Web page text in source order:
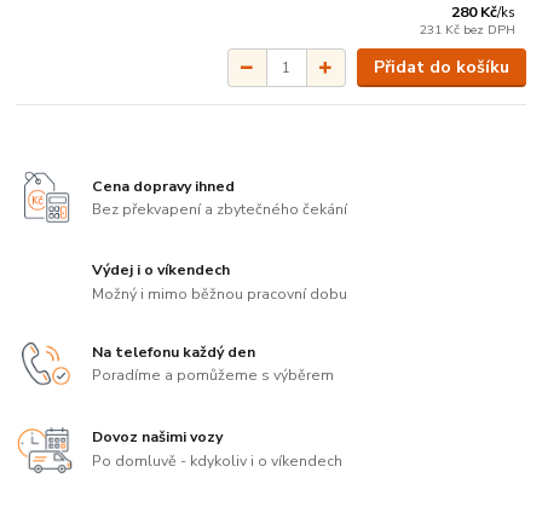
280 Kč/ks
231 Kč bez DPH
Přidat do košíku
Cena dopravy ihned
Bez překvapení a zbytečného čekání
Výdej i o víkendech
Možný i mimo běžnou pracovní dobu
Na telefonu každý den
Poradíme a pomůžeme s výběrem
Dovoz našimi vozy
Po domluvě - kdykoliv i o víkendech